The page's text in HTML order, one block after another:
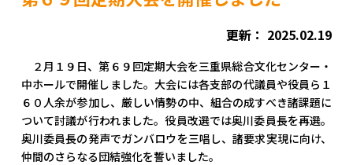
更新： 2025.02.19
２月１９日、第６９回定期大会を三重県総合文化センター・
中ホールで開催しました。大会には各支部の代議員や役員ら１
６０人余が参加し、厳しい情勢の中、組合の成すべき諸課題に
ついて討議が行われました。役員改選では奥川委員長を再選。
奥川委員長の発声でガンバロウを三唱し、諸要求実現に向け、
仲間のさらなる団結強化を誓いました。